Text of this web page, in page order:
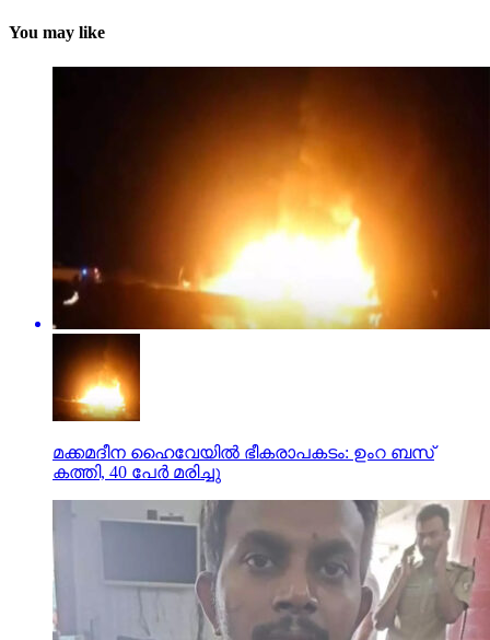
You may like
മക്കമദീന ഹൈവേയില്‍ ഭീകരാപകടം: ഉംറ ബസ്
കത്തി, 40 പേര്‍ മരിച്ചു